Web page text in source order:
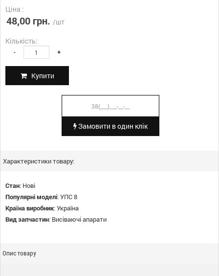
Ціна :
48,00 грн. /шт
Кількість:
- +
Купити
Замовити в один клік
Характеристики товару:
Стан: Нові
Популярні моделі:УПС 8
Країна виробник:Україна
Вид запчастин: Висіваючі апарати
Опис товару